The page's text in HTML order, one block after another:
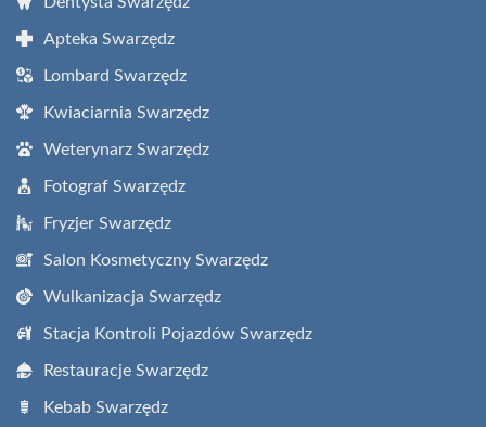
Apteka Swarzędz
Lombard Swarzędz
Kwiaciarnia Swarzędz
Weterynarz Swarzędz
Fotograf Swarzędz
Fryzjer Swarzędz
Salon Kosmetyczny Swarzędz
Wulkanizacja Swarzędz
Stacja Kontroli Pojazdów Swarzędz
Restauracje Swarzędz
Kebab Swarzędz